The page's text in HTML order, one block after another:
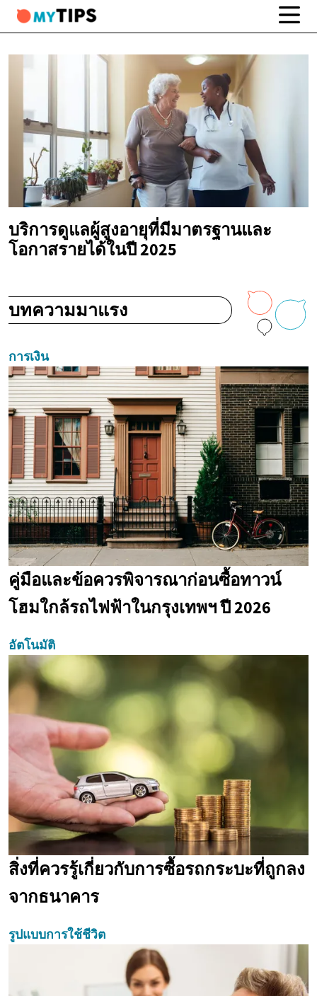
บริการดูแลผู้สูงอายุที่มีมาตรฐานและ
โอกาสรายได้ในปี 2025
บทความมาแรง
การเงิน
คู่มือและข้อควรพิจารณาก่อนซื้อทาวน์
โฮมใกล้รถไฟฟ้าในกรุงเทพฯ ปี 2026
อัตโนมัติ
สิ่งที่ควรรู้เกี่ยวกับการซื้อรถกระบะที่ถูกลง
จากธนาคาร
รูปแบบการใช้ชีวิต